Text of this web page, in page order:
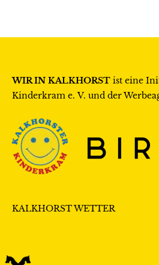
WIR IN KALKHORST ist eine
Kinderkram e. V. und der
KALKHORST WETTER